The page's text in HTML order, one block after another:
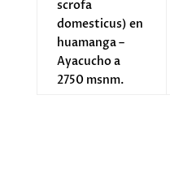
scrofa
domesticus) en
huamanga –
Ayacucho a
2750 msnm.